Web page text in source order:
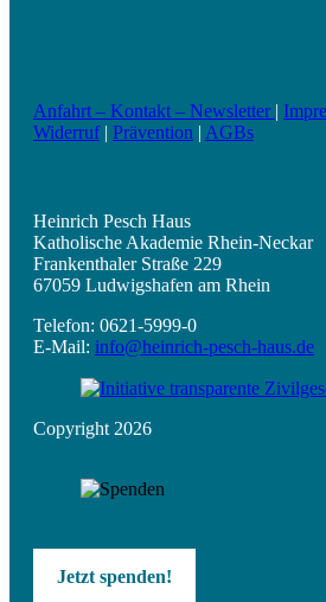
Anfahrt – Kontakt – Newsletter |
Widerruf| Prävention | AGBs
Heinrich Pesch Haus
Katholische Akademie Rhein-Neckar
Frankenthaler Straße 229
67059 Ludwigshafen am Rhein
Telefon: 0621-5999-0
E-Mail: info@heinrich-pesch-haus.de
Copyright 2026
Jetzt spenden!